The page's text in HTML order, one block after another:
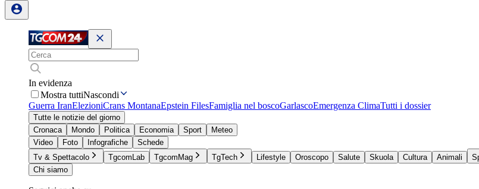
In evidenza
Mostra tuttiNascondi
Guerra IranElezioniCrans MontanaEpstein FilesFamiglia nel boscoGarlascoEmergenza ClimaTutti i dossier
Tutte le notizie del giorno
Cronaca
Mondo Politica Economia Sport
Meteo
Video
Foto Infografiche
Schede
Tv & Spettacolo
TgcomLab TgcomMag TgTech Lifestyle Oroscopo Salute Skuola Cultura Animali
Chi siamo